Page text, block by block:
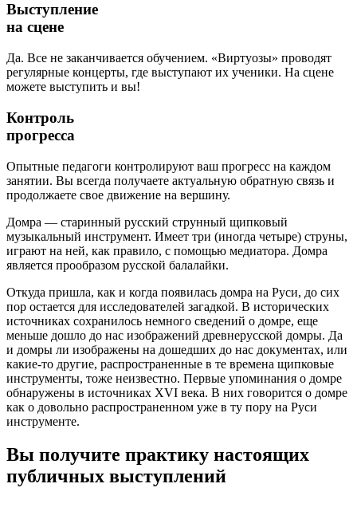
Выступление
на сцене
Да. Все не заканчивается обучением. «Виртуозы» проводят
регулярные концерты, где выступают их ученики. На сцене
можете выступить и вы!
Контроль
прогресса
Опытные педагоги контролируют ваш прогресс на каждом
занятии. Вы всегда получаете актуальную обратную связь и
продолжаете свое движение на вершину.
Домра — старинный русский струнный щипковый
музыкальный инструмент. Имеет три (иногда четыре) струны,
играют на ней, как правило, с помощью медиатора. Домра
является прообразом русской балалайки.
Откуда пришла, как и когда появилась домра на Руси, до сих
пор остается для исследователей загадкой. В исторических
источниках сохранилось немного сведений о домре, еще
меньше дошло до нас изображений древнерусской домры. Да
и домры ли изображены на дошедших до нас документах, или
какие-то другие, распространенные в те времена щипковые
инструменты, тоже неизвестно. Первые упоминания о домре
обнаружены в источниках XVI века. В них говорится о домре
как о довольно распространенном уже в ту пору на Руси
инструменте.
Вы получите практику настоящих
публичных выступлений